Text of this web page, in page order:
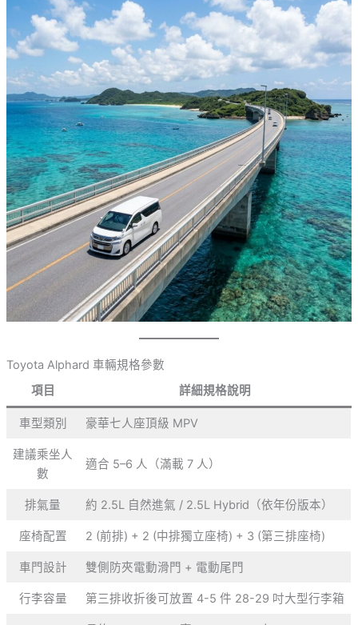
Toyota Alphard 車輛規格參數
項目
詳細規格說明
車型類別 豪華七人座頂級 MPV
建議乘坐人
數
適合 5–6 人（滿載 7 人）
排氣量 約 2.5L 自然進氣 / 2.5L Hybrid（依年份版本）
座椅配置 2 (前排) + 2 (中排獨立座椅) + 3 (第三排座椅)
車門設計 雙側防夾電動滑門 + 電動尾門
行李容量 第三排收折後可放置 4-5 件 28-29 吋大型行李箱